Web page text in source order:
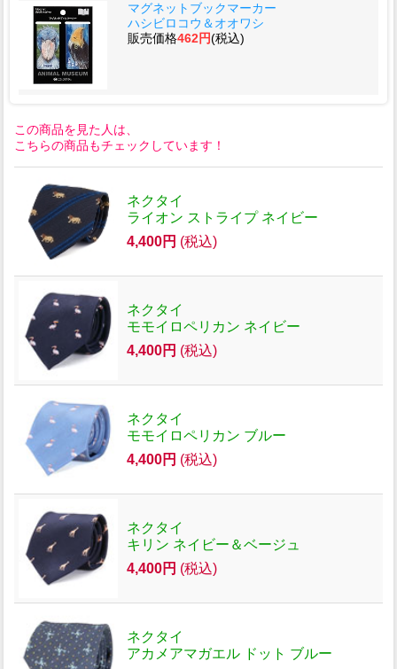
マグネットブックマーカー
ハシビロコウ＆オオワシ
販売価格462円(税込)
この商品を見た人は、
こちらの商品もチェックしています！
ネクタイ
ライオン ストライプ ネイビー
4,400円 (税込)
ネクタイ
モモイロペリカン ネイビー
4,400円 (税込)
ネクタイ
モモイロペリカン ブルー
4,400円 (税込)
ネクタイ
キリン ネイビー＆ベージュ
4,400円 (税込)
ネクタイ
アカメアマガエル ドット ブルー